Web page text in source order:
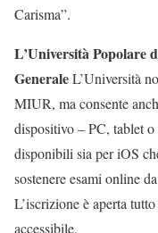
Carisma”.
L’Università Popolare
GeneraleL’Università
MIUR, ma consente
dispositivo – PC, tablet
disponibili sia per iOS
sostenere esami online
L’iscrizione è aperta
accessibile.